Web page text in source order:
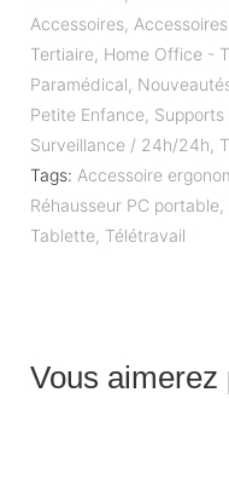
Accessoires,
Tertiaire, Home Office -
Paramédical,
Petite Enfance,
Surveillance / 24h/24h,
Tags: Accessoire
Réhausseur PC portable,
Tablette, Télétravail
Vous aimerez